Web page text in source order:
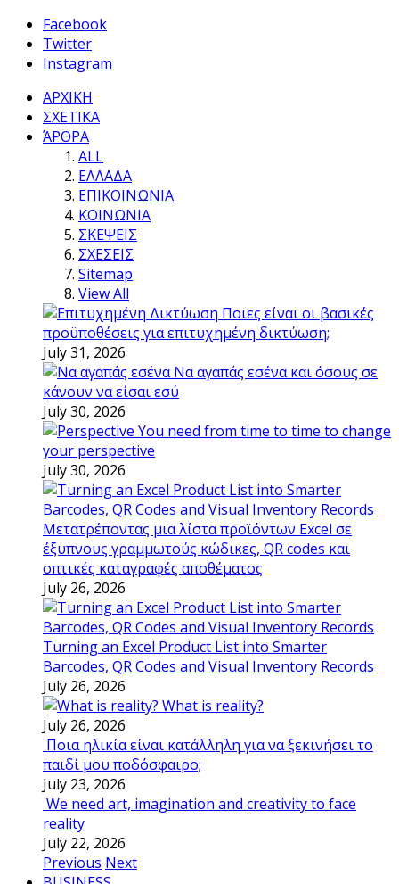
Facebook
Twitter
Instagram
ΑΡΧΙΚΗ
ΣΧΕΤΙΚΑ
ΆΡΘΡΑ
ALL
ΕΛΛΑΔΑ
ΕΠΙΚΟΙΝΩΝΙΑ
ΚΟΙΝΩΝΙΑ
ΣΚΕΨΕΙΣ
ΣΧΕΣΕΙΣ
Sitemap
View All
Ποιες είναι οι βασικές
προϋποθέσεις για επιτυχημένη δικτύωση;
July 31, 2026
Να αγαπάς εσένα και όσους σε
κάνουν να είσαι εσύ
July 30, 2026
You need from time to time to change
your perspective
July 30, 2026
Μετατρέποντας μια λίστα προϊόντων Excel σε
έξυπνους γραμμωτούς κώδικες, QR codes και
οπτικές καταγραφές αποθέματος
July 26, 2026
Turning an Excel Product List into Smarter
Barcodes, QR Codes and Visual Inventory Records
July 26, 2026
What is reality?
July 26, 2026
Ποια ηλικία είναι κατάλληλη για να ξεκινήσει το
παιδί μου ποδόσφαιρο;
July 23, 2026
We need art, imagination and creativity to face
reality
July 22, 2026
Previous Next